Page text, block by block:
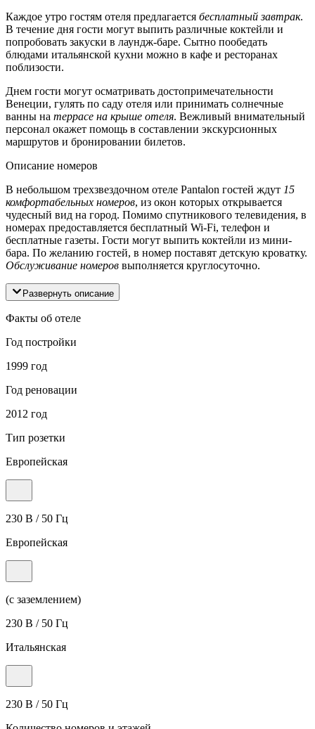
Каждое утро гостям отеля предлагается бесплатный завтрак.
В течение дня гости могут выпить различные коктейли и
попробовать закуски в лаундж-баре. Сытно пообедать
блюдами итальянской кухни можно в кафе и ресторанах
поблизости.
Днем гости могут осматривать достопримечательности
Венеции, гулять по саду отеля или принимать солнечные
ванны на террасе на крыше отеля. Вежливый внимательный
персонал окажет помощь в составлении экскурсионных
маршрутов и бронировании билетов.
Описание номеров
В небольшом трехзвездочном отеле Pantalon гостей ждут 15
комфортабельных номеров, из окон которых открывается
чудесный вид на город. Помимо спутникового телевидения, в
номерах предоставляется бесплатный Wi-Fi, телефон и
бесплатные газеты. Гости могут выпить коктейли из мини-
бара. По желанию гостей, в номер поставят детскую кроватку.
Обслуживание номеров выполняется круглосуточно.
Развернуть описание
Факты об отеле
Год постройки
1999 год
Год реновации
2012 год
Тип розетки
Европейская
230 В / 50 Гц
Европейская
(с заземлением)
230 В / 50 Гц
Итальянская
230 В / 50 Гц